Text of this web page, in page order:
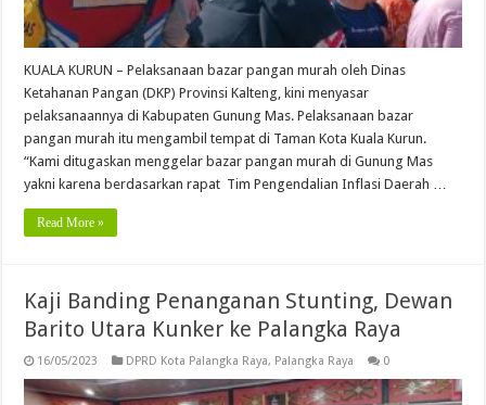
KUALA KURUN – Pelaksanaan bazar pangan murah oleh Dinas
Ketahanan Pangan (DKP) Provinsi Kalteng, kini menyasar
pelaksanaannya di Kabupaten Gunung Mas. Pelaksanaan bazar
pangan murah itu mengambil tempat di Taman Kota Kuala Kurun.
“Kami ditugaskan menggelar bazar pangan murah di Gunung Mas
yakni karena berdasarkan rapat Tim Pengendalian Inflasi Daerah …
Read More »
Kaji Banding Penanganan Stunting, Dewan
Barito Utara Kunker ke Palangka Raya
16/05/2023 DPRD Kota Palangka Raya, Palangka Raya 0